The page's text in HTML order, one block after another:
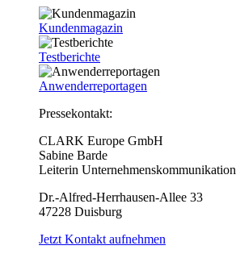
Kundenmagazin
Testberichte
Anwenderreportagen
Pressekontakt:
CLARK Europe GmbH
Sabine Barde
Leiterin Unternehmenskommunikation
Dr.-Alfred-Herrhausen-Allee 33
47228 Duisburg
Jetzt Kontakt aufnehmen